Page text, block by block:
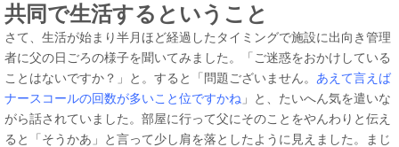
共同で生活するということ
さて、生活が始まり半月ほど経過したタイミングで施設に出向き管理
者に父の日ごろの様子を聞いてみました。「ご迷惑をおかけしている
ことはないですか？」と。すると「問題ございません。 あえて言えば
ナースコールの回数が多いこと位ですかね 」と、たいへん気を遣いな
がら話されていました。部屋に行って父にそのことをやんわりと伝え
ると「そうかあ」と言って少し肩を落としたように見えました。まじ